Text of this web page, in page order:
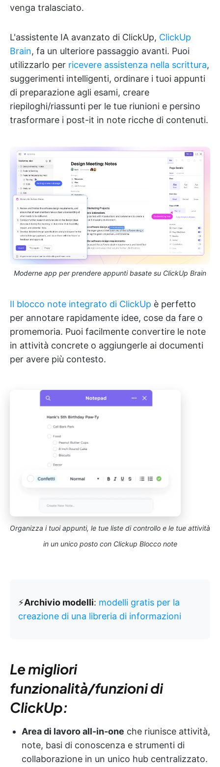
venga tralasciato.
L'assistente IA avanzato di ClickUp, ClickUp
Brain, fa un ulteriore passaggio avanti. Puoi
utilizzarlo per ricevere assistenza nella scrittura,
suggerimenti intelligenti, ordinare i tuoi appunti
di preparazione agli esami, creare
riepiloghi/riassunti per le tue riunioni e persino
trasformare i post-it in note ricche di contenuti.
Moderne app per prendere appunti basate su ClickUp Brain
Il blocco note integrato di ClickUp è perfetto
per annotare rapidamente idee, cose da fare o
promemoria. Puoi facilmente convertire le note
in attività concrete o aggiungerle ai documenti
per avere più contesto.
Organizza i tuoi appunti, le tue liste di controllo e le tue attività
in un unico posto con Clickup Blocco note
⚡️Archivio modelli: modelli gratis per la
creazione di una libreria di informazioni
Le migliori
funzionalità/funzioni di
ClickUp:
Area di lavoro all-in-one che riunisce attività,
note, basi di conoscenza e strumenti di
collaborazione in un unico hub centralizzato.